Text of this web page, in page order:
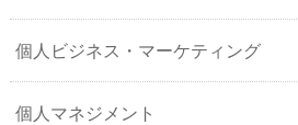
個人ビジネス・マーケティング
個人マネジメント